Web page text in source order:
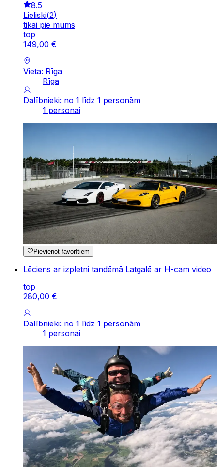
8.5
Lieliski(2)
tikai pie mums
top
149,00 €
Vieta: Rīga
Rīga
Dalībnieki: no 1 līdz 1 personām
1 personai
Pievienot favorītiem
Lēciens ar izpletni tandēmā Latgalē ar H-cam video
top
280,00 €
Dalībnieki: no 1 līdz 1 personām
1 personai